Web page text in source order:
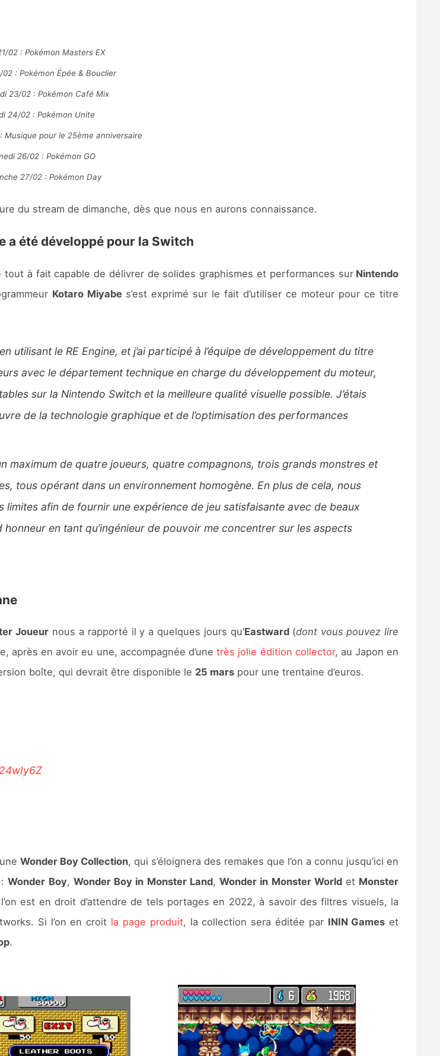
02 : Pokémon Masters EX
: Pokémon Épée & Bouclier
23/02 : Pokémon Café Mix
24/02 : Pokémon Unite
Musique pour le 25ème anniversaire
26/02 : Pokémon GO
27/02 : Pokémon Day
du stream de dimanche, dès que nous en aurons connaissance.
a été développé pour la Switch
tout à fait capable de délivrer de solides graphismes et performances surNintendo
Kotaro Miyabes’est exprimé sur le fait d’utiliser ce moteur pour ce titre
utilisant le RE Engine, et j’ai participé à l’équipe de développement du titre
avec le département technique en charge du développement du moteur,
sur la Nintendo Switch et la meilleure qualité visuelle possible. J’étais
de la technologie graphique et de l’optimisation des performances
maximum de quatre joueurs, quatre compagnons, trois grands monstres et
tous opérant dans un environnement homogène. En plus de cela, nous
limites afin de fournir une expérience de jeu satisfaisante avec de beaux
en tant qu’ingénieur de pouvoir me concentrer sur les aspects
Joueur nous a rapporté il y a quelques jours qu’Eastward (dont vous pouvez lire
après en avoir eu une, accompagnée d’unetrès jolie édition collector, au Japon en
boîte, qui devrait être disponible le 25 marspour une trentaine d’euros.
Wonder Boy Collection, qui s’éloignera des remakes que l’on a connu jusqu’ici en
:Wonder Boy, Wonder Boy in Monster Land,Wonder in Monster Worldet Monster
est en droit d’attendre de tels portages en 2022, à savoir des filtres visuels, la
Si l’on en croit la page produit, la collection sera éditée par ININ Games et
.